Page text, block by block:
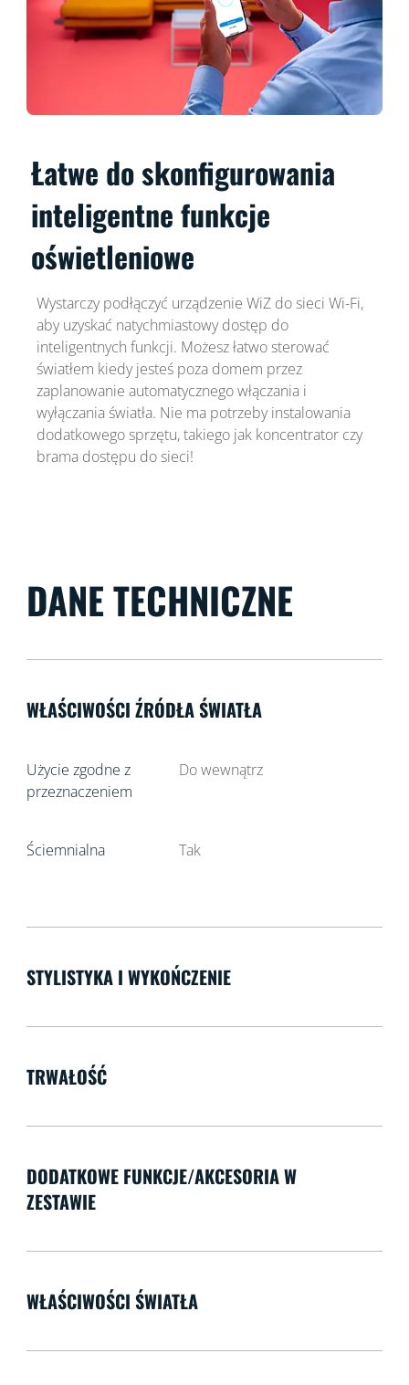
Łatwe do skonfigurowania
inteligentne funkcje
oświetleniowe
Wystarczy podłączyć urządzenie WiZ do sieci Wi-Fi,
aby uzyskać natychmiastowy dostęp do
inteligentnych funkcji. Możesz łatwo sterować
światłem kiedy jesteś poza domem przez
zaplanowanie automatycznego włączania i
wyłączania światła. Nie ma potrzeby instalowania
dodatkowego sprzętu, takiego jak koncentrator czy
brama dostępu do sieci!
DANE TECHNICZNE
WŁAŚCIWOŚCI ŹRÓDŁA ŚWIATŁA
Użycie zgodne z
przeznaczeniem
Do wewnątrz
Ściemnialna Tak
STYLISTYKA I WYKOŃCZENIE
TRWAŁOŚĆ
DODATKOWE FUNKCJE/AKCESORIA W
ZESTAWIE
WŁAŚCIWOŚCI ŚWIATŁA